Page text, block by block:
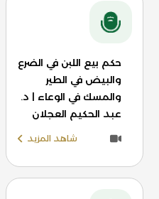
حكم بيع اللبن في الضرع
والبيض في الطير
والمسك في الوعاء | د.
عبد الحكيم العجلان
شاهد المزيد